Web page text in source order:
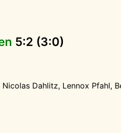
5:2 (3:0)
Dahlitz, Lennox Pfahl,